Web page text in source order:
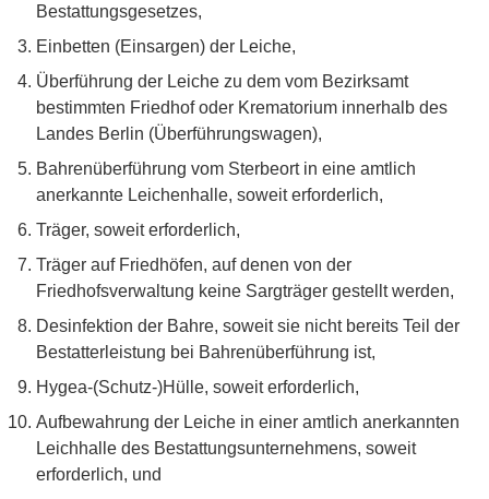
Bestattungsgesetzes,
Einbetten (Einsargen) der Leiche,
Überführung der Leiche zu dem vom Bezirksamt
bestimmten Friedhof oder Krematorium innerhalb des
Landes Berlin (Überführungswagen),
Bahrenüberführung vom Sterbeort in eine amtlich
anerkannte Leichenhalle, soweit erforderlich,
Träger, soweit erforderlich,
Träger auf Friedhöfen, auf denen von der
Friedhofsverwaltung keine Sargträger gestellt werden,
Desinfektion der Bahre, soweit sie nicht bereits Teil der
Bestatterleistung bei Bahrenüberführung ist,
Hygea-(Schutz-)Hülle, soweit erforderlich,
Aufbewahrung der Leiche in einer amtlich anerkannten
Leichhalle des Bestattungsunternehmens, soweit
erforderlich, und